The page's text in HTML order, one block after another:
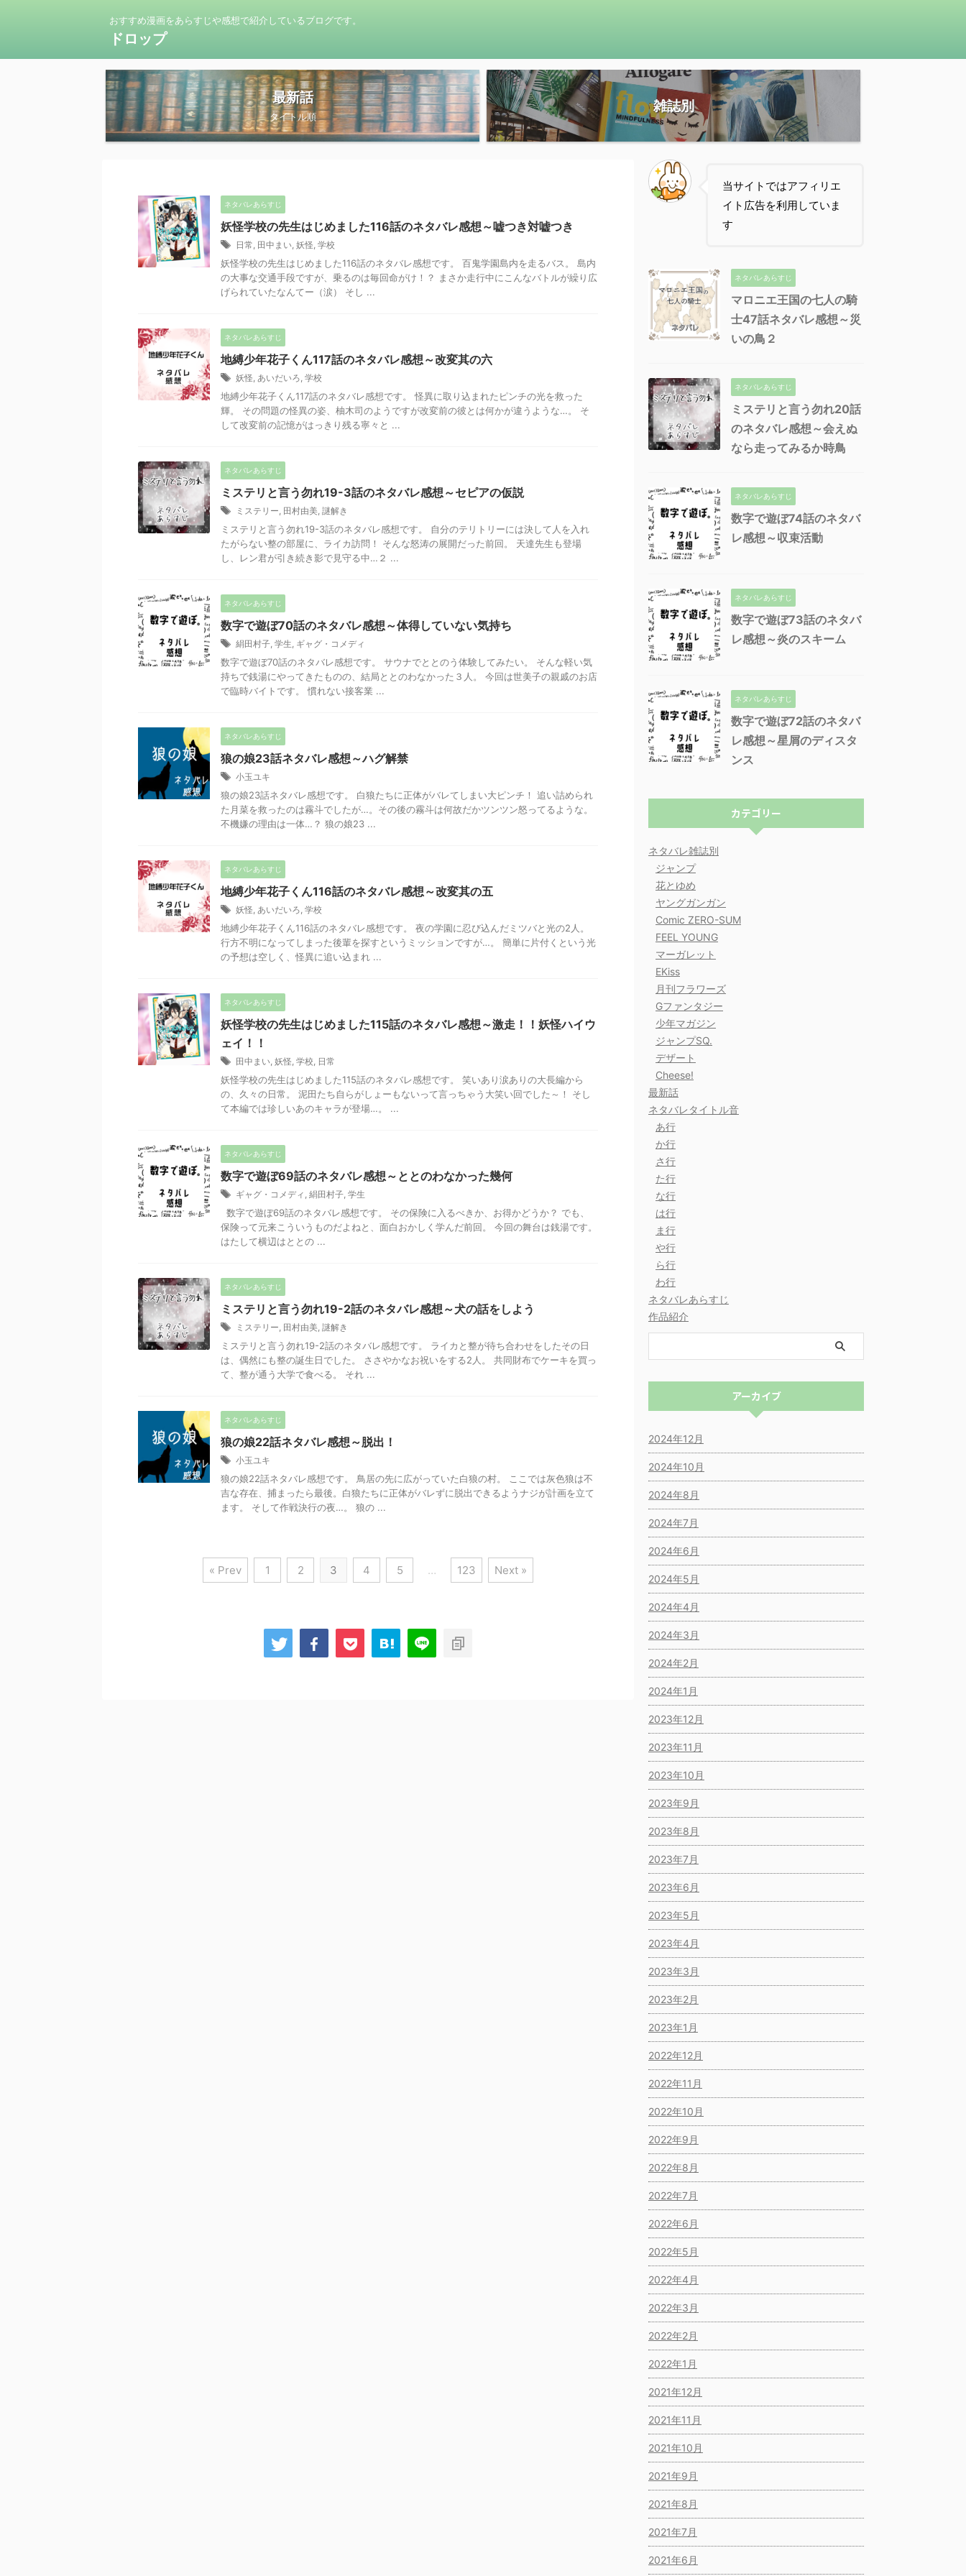
おすすめ漫画をあらすじや感想で紹介しているブログです。
ドロップ
最新話
タイトル順
雑誌別
ネタバレあらすじ
妖怪学校の先生はじめました116話のネタバレ感想～嘘つき対嘘つき
日常, 田中まい, 妖怪, 学校
妖怪学校の先生はじめました116話のネタバレ感想です。 百鬼学園島内を走るバス。 島内
の大事な交通手段ですが、乗るのは毎回命がけ！？ まさか走行中にこんなバトルが繰り広
げられていたなんてー（涙） そし ...
ネタバレあらすじ
地縛少年花子くん117話のネタバレ感想～改変其の六
妖怪, あいだいろ, 学校
地縛少年花子くん117話のネタバレ感想です。 怪異に取り込まれたピンチの光を救った
輝。 その問題の怪異の姿、柚木司のようですが改変前の彼とは何かが違うような…。 そ
して改変前の記憶がはっきり残る寧々と ...
ネタバレあらすじ
ミステリと言う勿れ19-3話のネタバレ感想～セピアの仮説
ミステリー, 田村由美, 謎解き
ミステリと言う勿れ19-3話のネタバレ感想です。 自分のテリトリーには決して人を入れ
たがらない整の部屋に、ライカ訪問！ そんな怒涛の展開だった前回。 天達先生も登場
し、レン君が引き続き影で見守る中…２ ...
ネタバレあらすじ
数字で遊ぼ70話のネタバレ感想～体得していない気持ち
絹田村子, 学生, ギャグ・コメディ
数字で遊ぼ70話のネタバレ感想です。 サウナでととのう体験してみたい。 そんな軽い気
持ちで銭湯にやってきたものの、結局ととのわなかった３人。 今回は世美子の親戚のお店
で臨時バイトです。 慣れない接客業 ...
ネタバレあらすじ
狼の娘23話ネタバレ感想～ハグ解禁
小玉ユキ
狼の娘23話ネタバレ感想です。 白狼たちに正体がバレてしまい大ピンチ！ 追い詰められ
た月菜を救ったのは霧斗でしたが…。その後の霧斗は何故だかツンツン怒ってるような。
不機嫌の理由は一体…？ 狼の娘23 ...
ネタバレあらすじ
地縛少年花子くん116話のネタバレ感想～改変其の五
妖怪, あいだいろ, 学校
地縛少年花子くん116話のネタバレ感想です。 夜の学園に忍び込んだミツバと光の2人。
行方不明になってしまった後輩を探すというミッションですが…。 簡単に片付くという光
の予想は空しく、怪異に追い込まれ ...
ネタバレあらすじ
妖怪学校の先生はじめました115話のネタバレ感想～激走！！妖怪ハイウ
ェイ！！
田中まい, 妖怪, 学校, 日常
妖怪学校の先生はじめました115話のネタバレ感想です。 笑いあり涙ありの大長編から
の、久々の日常。 泥田たち自らがしょーもないって言っちゃう大笑い回でした～！ そし
て本編では珍しいあのキャラが登場…。 ...
ネタバレあらすじ
数字で遊ぼ69話のネタバレ感想～ととのわなかった幾何
ギャグ・コメディ , 絹田村子, 学生
数字で遊ぼ69話のネタバレ感想です。 その保険に入るべきか、お得かどうか？ でも、
保険って元来こういうものだよねと、面白おかしく学んだ前回。 今回の舞台は銭湯です。
はたして横辺はととの ...
ネタバレあらすじ
ミステリと言う勿れ19-2話のネタバレ感想～犬の話をしよう
ミステリー, 田村由美, 謎解き
ミステリと言う勿れ19-2話のネタバレ感想です。 ライカと整が待ち合わせをしたその日
は、偶然にも整の誕生日でした。 ささやかなお祝いをする2人。 共同財布でケーキを買っ
て、整が通う大学で食べる。 それ ...
ネタバレあらすじ
狼の娘22話ネタバレ感想～脱出！
小玉ユキ
狼の娘22話ネタバレ感想です。 鳥居の先に広がっていた白狼の村。 ここでは灰色狼は不
吉な存在、捕まったら最後。白狼たちに正体がバレずに脱出できるようナジが計画を立て
ます。 そして作戦決行の夜…。 狼の ...
« Prev 1 2 3 4 5 … 123 Next »
当サイトではアフィリエ
イト広告を利用していま
す
ネタバレあらすじ
マロニエ王国の七人の騎
士47話ネタバレ感想～災
いの鳥２
ネタバレあらすじ
ミステリと言う勿れ20話
のネタバレ感想～会えぬ
なら走ってみるか時鳥
ネタバレあらすじ
数字で遊ぼ74話のネタバ
レ感想～収束活動
ネタバレあらすじ
数字で遊ぼ73話のネタバ
レ感想～炎のスキーム
ネタバレあらすじ
数字で遊ぼ72話のネタバ
レ感想～星屑のディスタ
ンス
カテゴリー
ネタバレ雑誌別
ジャンプ
花とゆめ
ヤングガンガン
Comic ZERO-SUM
FEEL YOUNG
マーガレット
EKiss
月刊フラワーズ
Gファンタジー
少年マガジン
ジャンプSQ.
デザート
Cheese!
最新話
ネタバレタイトル音
あ行
か行
さ行
た行
な行
は行
ま行
や行
ら行
わ行
ネタバレあらすじ
作品紹介
アーカイブ
2024年12月
2024年10月
2024年8月
2024年7月
2024年6月
2024年5月
2024年4月
2024年3月
2024年2月
2024年1月
2023年12月
2023年11月
2023年10月
2023年9月
2023年8月
2023年7月
2023年6月
2023年5月
2023年4月
2023年3月
2023年2月
2023年1月
2022年12月
2022年11月
2022年10月
2022年9月
2022年8月
2022年7月
2022年6月
2022年5月
2022年4月
2022年3月
2022年2月
2022年1月
2021年12月
2021年11月
2021年10月
2021年9月
2021年8月
2021年7月
2021年6月